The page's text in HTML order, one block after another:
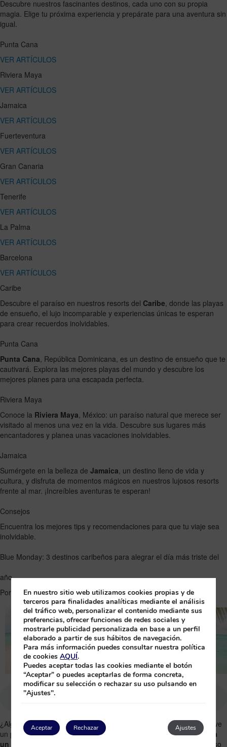
Descubre nuestros fascinantes destinos, cada uno con su propia
magia. Elige tu próxima experiencia y prepárate para una aventura sin
igual.
Punta Cana
VER ARTÍCULOS
Riviera Maya
VER ARTÍCULOS
Jamaica
VER ARTÍCULOS
Fuerteventura
VER ARTÍCULOS
Gran Canaria
VER ARTÍCULOS
Tenerife
VER ARTÍCULOS
La Palma
VER ARTÍCULOS
Barcelona
VER ARTÍCULOS
Caribe
Descubre el paraíso en nuestros resorts del Caribe , donde las playas
de ensueño, el lujo incomparable y experiencias únicas te esperan
para crear recuerdos inolvidables.
Punta Cana
Punta Cana , República Dominicana, es un destino de ensueño que te
cautivará. Explora las mejores playas del mundo y descubre los
mejores planes para una escapada perfecta.
Riviera Maya
Conoce la Riviera Maya , México: un paraíso natural que merece ser
visitado al menos una vez en la vida. Descubre sus lugares más
encantadores y planea unas vacaciones inolvidables.
Jamaica
Sumérgete en la belleza de Jamaica , un destino lleno de vida y
cultura, y disfruta de momentos mágicos en nuestros lujosos resorts
frente al mar. ¡Increíbles aventuras te esperan!
Consejos
Encuentra los mejores tips y recomendaciones para que tu viaje sea
inolvidable.
Blue Monday: 3 destinos caribeños para alegrar el día más triste del
año
Por
Princess|13 January, 2026|0 comentarios
¿Alguna vez has sentido que, en pleno mes de enero, todo se vuelve
un poco más gris? No estás solo. Cada enero, el tercer lunes,llega
un día que muchos consideran “el más triste del año
”: el famoso
En nuestro sitio web utilizamos cookies propias y de
terceros para finalidades analíticas mediante el análisis
del tráfico web, personalizar el contenido mediante sus
preferencias, ofrecer funciones de redes sociales y
mostrarle publicidad personalizada en base a un perfil
elaborado a partir de sus hábitos de navegación.
Para más información puedes consultar nuestra política
de cookiesAQUÍ.
Puedes aceptar todas las cookies mediante el botón
“Aceptar” o puedes aceptarlas de forma concreta,
modificar su selección o rechazar su uso pulsando en
"Ajustes".
Aceptar Ajustes
Rechazar